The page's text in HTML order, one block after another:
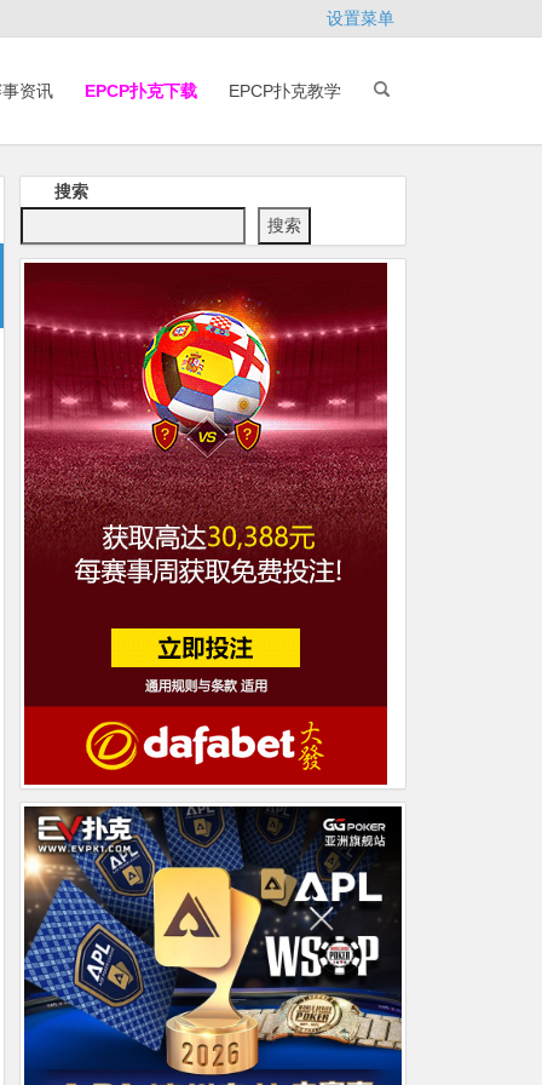
设置菜单
资讯 EPCP扑克下载 EPCP扑克教学
搜索
搜索